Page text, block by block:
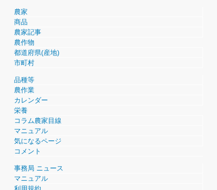
農家
商品
農家記事
農作物
都道府県(産地)
市町村
品種等
農作業
カレンダー
栄養
コラム農家目線
マニュアル
気になるページ
コメント
事務局 ニュース
マニュアル